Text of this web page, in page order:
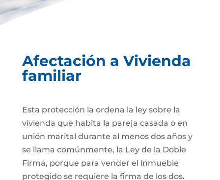
Afectación a Vivienda
familiar
Esta protección la ordena la ley sobre la
vivienda que habita la pareja casada o en
unión marital durante al menos dos años y
se llama comúnmente, la Ley de la Doble
Firma, porque para vender el inmueble
protegido se requiere la firma de los dos.